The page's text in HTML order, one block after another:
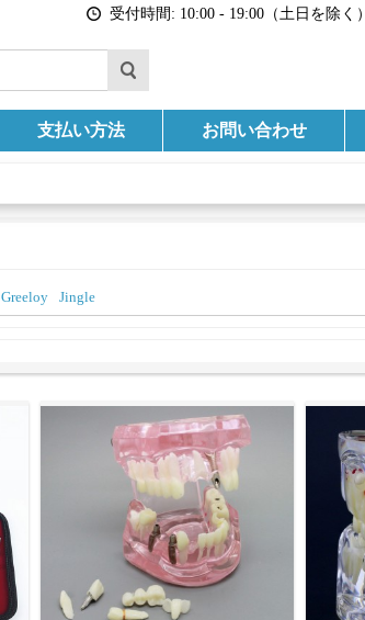
受付時間: 10:00 - 19:00（土日を除く）
支払い方法 お問い合わせ
Greeloy Jingle